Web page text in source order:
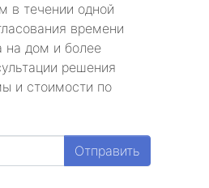
в течении одной
времени
на дом и более
решения
и стоимости по
Отправить